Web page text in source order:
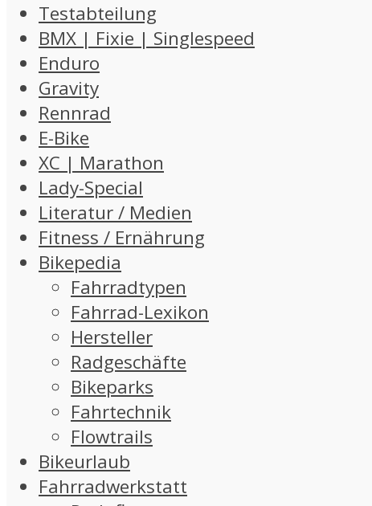
Testabteilung
BMX | Fixie | Singlespeed
Enduro
Gravity
Rennrad
E-Bike
XC | Marathon
Lady-Special
Literatur / Medien
Fitness / Ernährung
Bikepedia
Fahrradtypen
Fahrrad-Lexikon
Hersteller
Radgeschäfte
Bikeparks
Fahrtechnik
Flowtrails
Bikeurlaub
Fahrradwerkstatt